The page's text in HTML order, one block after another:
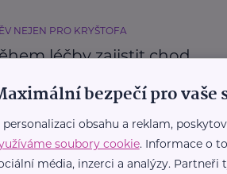
NEJEN PRO KRYŠTOFA
léčby zajistit chod
Nemoc bezpečí pro vaše
personalizaci obsahu a reklam,
soubory cookie. Informace o
média, inzerci a analýzy.